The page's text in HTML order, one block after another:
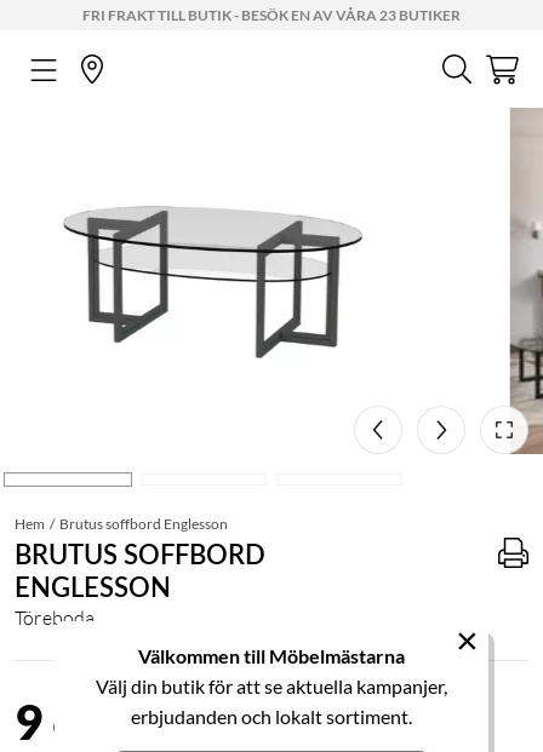
FRI FRAKT TILL BUTIK - BESÖK EN AV VÅRA 23 BUTIKER
Välkommen till Möbelmästarna
Välj din butik för att se aktuella kampanjer,
erbjudanden och lokalt sortiment.
×
Hem Brutus soffbord Englesson
BRUTUS SOFFBORD
ENGLESSON
Töreboda
9 600,00 kr